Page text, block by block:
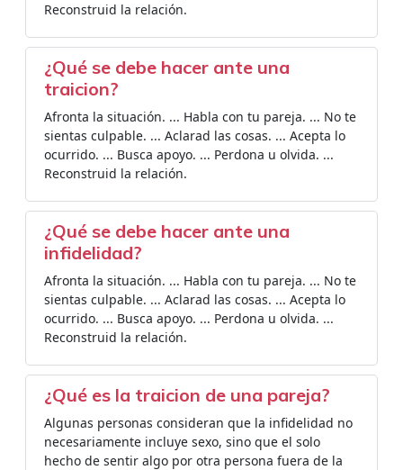
Reconstruid la relación.
¿Qué se debe hacer ante una
traicion?
Afronta la situación. ... Habla con tu pareja. ... No te
sientas culpable. ... Aclarad las cosas. ... Acepta lo
ocurrido. ... Busca apoyo. ... Perdona u olvida. ...
Reconstruid la relación.
¿Qué se debe hacer ante una
infidelidad?
Afronta la situación. ... Habla con tu pareja. ... No te
sientas culpable. ... Aclarad las cosas. ... Acepta lo
ocurrido. ... Busca apoyo. ... Perdona u olvida. ...
Reconstruid la relación.
¿Qué es la traicion de una pareja?
Algunas personas consideran que la infidelidad no
necesariamente incluye sexo, sino que el solo
hecho de sentir algo por otra persona fuera de la